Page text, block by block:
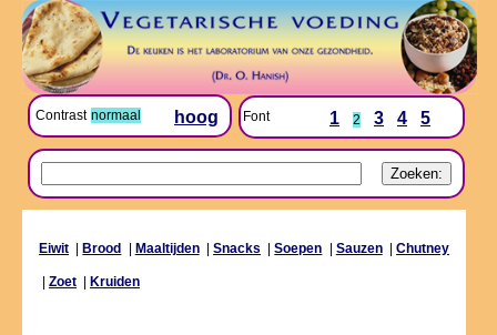
Contrast normaal hoog Font 1 2 3 4 5
Eiwit Brood Maaltijden|Snacks |Soepen Sauzen|Chutney
Zoet Kruiden